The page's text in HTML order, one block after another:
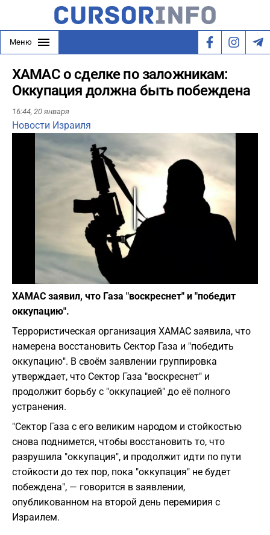
Меню
ХАМАС о сделке по заложникам:
Оккупация должна быть побеждена
16:44, 20 января
Новости Израиля
Play
ХАМАС заявил, что Газа "воскреснет" и "победит
оккупацию".
Террористическая организация ХАМАС заявила, что
намерена восстановить Сектор Газа и "победить
оккупацию". В своём заявлении группировка
утверждает, что Сектор Газа "воскреснет" и
продолжит борьбу с "оккупацией" до её полного
устранения.
"Сектор Газа с его великим народом и стойкостью
снова поднимется, чтобы восстановить то, что
разрушила "оккупация", и продолжит идти по пути
стойкости до тех пор, пока "оккупация" не будет
побеждена", — говорится в заявлении,
опубликованном на второй день перемирия с
Израилем.